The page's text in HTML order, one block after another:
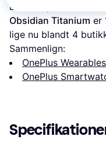
Laveste pris for
Obsidian Titanium er
lige nu blandt 4
Sammenlign:
OnePlus Wearables
OnePlus